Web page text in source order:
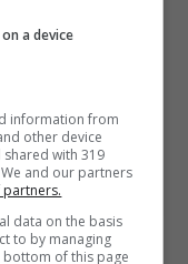
in Bonus
fino a 50€
a device
information from
other device
with 319
and our partners
partners.
data on the basis
to by managing
of this page